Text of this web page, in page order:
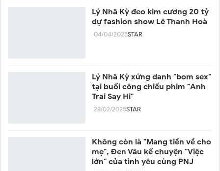
Lý Nhã Kỳ đeo kim cương 20 tỷ
dự fashion show Lê Thanh Hoà
04/04/2025STAR
Lý Nhã Kỳ xứng danh "bom sex"
tại buổi công chiếu phim "Anh
Trai Say Hi"
28/02/2025STAR
Không còn là "Mang tiền về cho
mẹ", Đen Vâu kể chuyện "Việc
lớn" của tình yêu cùng PNJ